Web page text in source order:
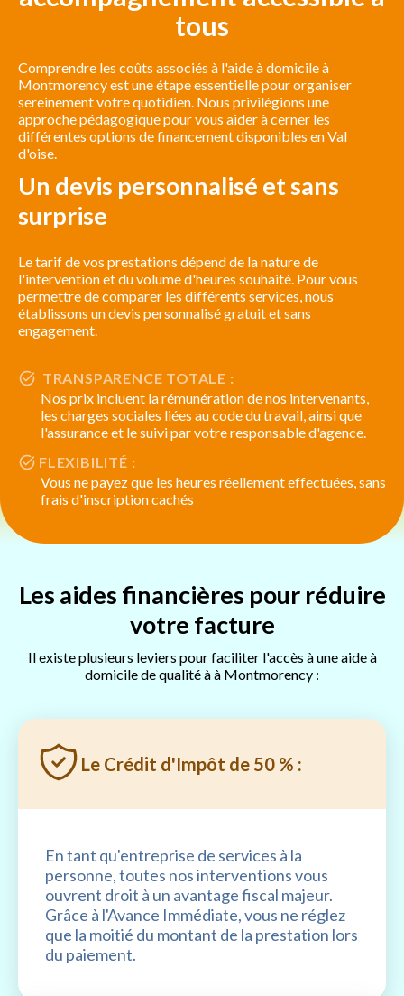
tous
Comprendre les coûts associés à l'aide à domicile à
Montmorency est une étape essentielle pour organiser
sereinement votre quotidien. Nous privilégions une
approche pédagogique pour vous aider à cerner les
différentes options de financement disponibles en Val
d'oise.
Un devis personnalisé et sans
surprise
Le tarif de vos prestations dépend de la nature de
l'intervention et du volume d'heures souhaité. Pour vous
permettre de comparer les différents services, nous
établissons un devis personnalisé gratuit et sans
engagement.
TRANSPARENCE TOTALE :
Nos prix incluent la rémunération de nos intervenants,
les charges sociales liées au code du travail, ainsi que
l'assurance et le suivi par votre responsable d'agence.
FLEXIBILITÉ :
Vous ne payez que les heures réellement effectuées, sans
frais d'inscription cachés
Les aides financières pour réduire
votre facture
Il existe plusieurs leviers pour faciliter l'accès à une aide à
domicile de qualité à à Montmorency :
Le Crédit d'Impôt de 50 % :
En tant qu'entreprise de services à la
personne, toutes nos interventions vous
ouvrent droit à un avantage fiscal majeur.
Grâce à l'Avance Immédiate, vous ne réglez
que la moitié du montant de la prestation lors
du paiement.